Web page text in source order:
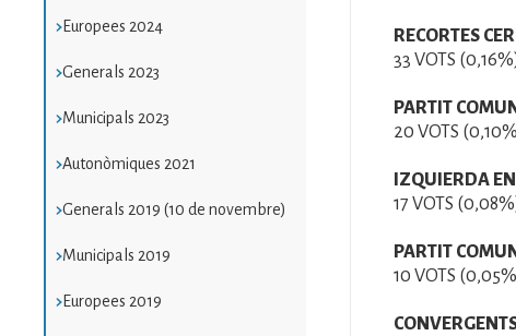
Europees 2024
Generals 2023
Municipals 2023
Autonòmiques 2021
Generals 2019 (10 de novembre)
Municipals 2019
Europees 2019
RECORTES
33 VOTS
PARTIT
20 VOTS
IZQUIERDA
17 VOTS
PARTIT
10 VOTS